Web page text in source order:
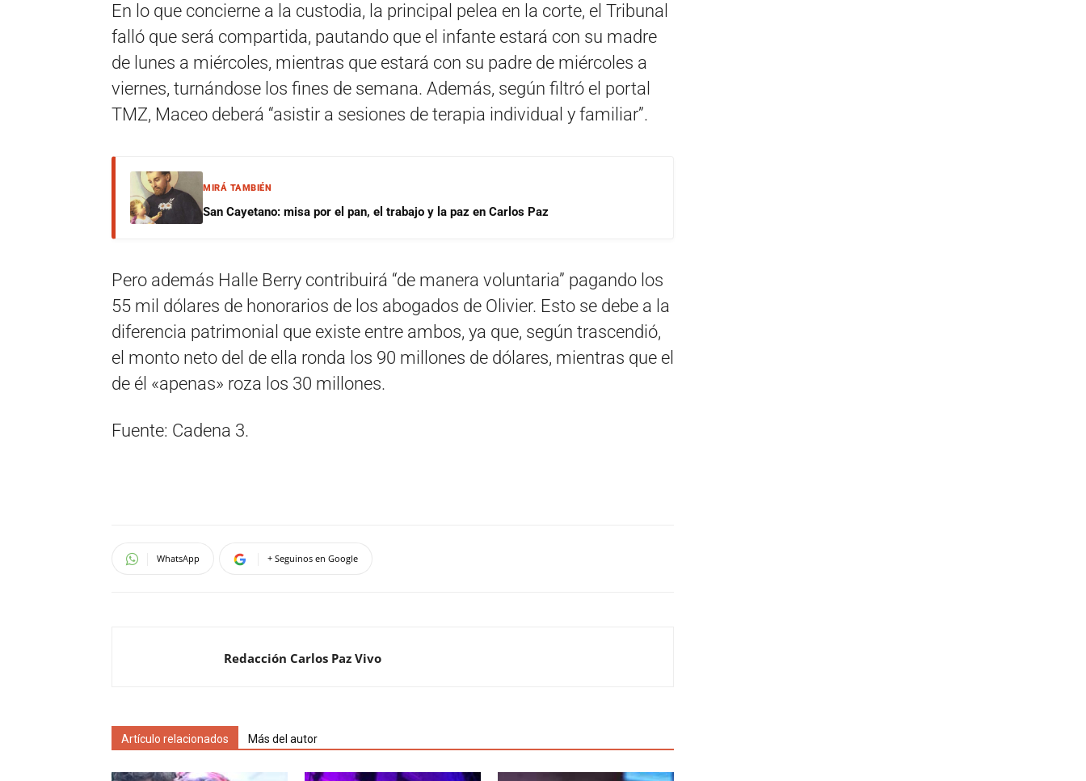
En lo que concierne a la custodia, la principal pelea en la corte, el Tribunal
falló que será compartida, pautando que el infante estará con su madre
de lunes a miércoles, mientras que estará con su padre de miércoles a
viernes, turnándose los fines de semana. Además, según filtró el portal
TMZ, Maceo deberá “asistir a sesiones de terapia individual y familiar”.
MIRÁ TAMBIÉN
San Cayetano: misa por el pan, el trabajo y la paz en Carlos Paz
Pero además Halle Berry contribuirá “de manera voluntaria” pagando los
55 mil dólares de honorarios de los abogados de Olivier. Esto se debe a la
diferencia patrimonial que existe entre ambos, ya que, según trascendió,
el monto neto del de ella ronda los 90 millones de dólares, mientras que el
de él «apenas» roza los 30 millones.
Fuente: Cadena 3.
WhatsApp + Seguinos en Google
Redacción Carlos Paz Vivo
Artículo relacionados Más del autor